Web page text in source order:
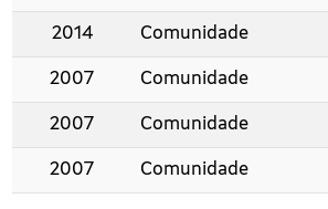
2014 Comunidade
2007 Comunidade
2007 Comunidade
2007 Comunidade